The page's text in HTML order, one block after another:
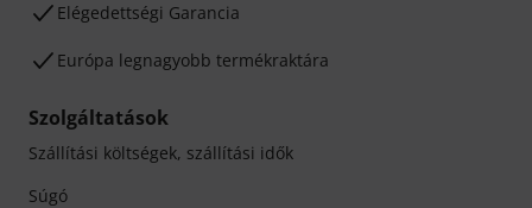
Elégedettségi Garancia
Európa legnagyobb termékraktára
Szolgáltatások
Szállítási költségek, szállítási idők
Súgó